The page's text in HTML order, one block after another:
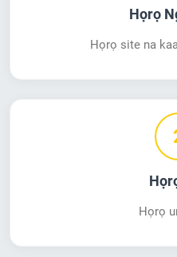
Họrọ
Họrọ site na
Họrọ